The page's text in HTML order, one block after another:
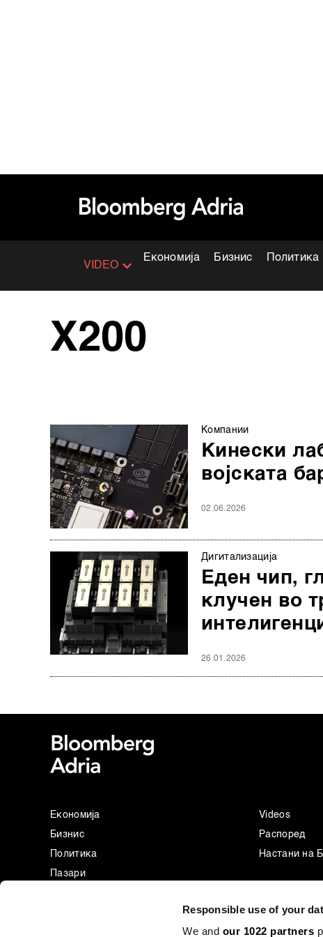
Responsible use of your
We and our 1022 partners
VIDEO
Економија Бизнис Политика
Х200
Компании
Кинески
војската
02.06.2026
Дигитализација
Еден чип,
клучен во
26.01.2026
Економија
Бизнис
Политика
Пазари
Videos
Распоред
Настани на